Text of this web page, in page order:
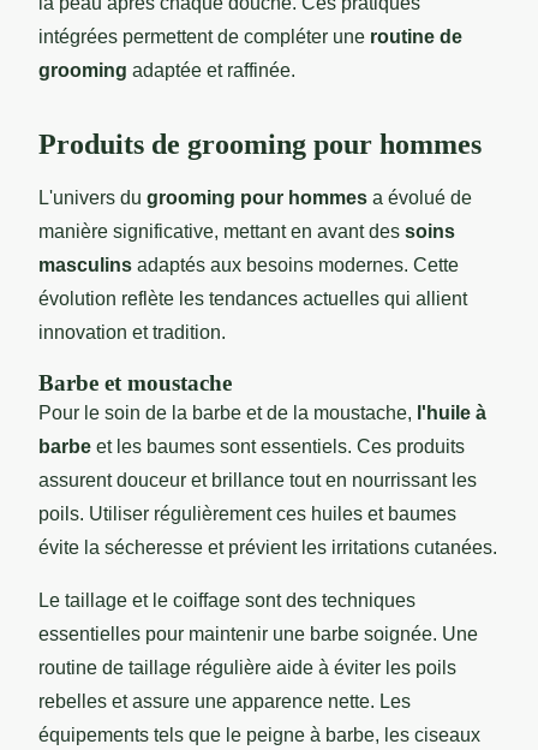
intégrées permettent de compléter une routine de
grooming adaptée et raffinée.
Produits de grooming pour hommes
L'univers du grooming pour hommes a évolué de
manière significative, mettant en avant des soins
masculins adaptés aux besoins modernes. Cette
évolution reflète les tendances actuelles qui allient
innovation et tradition.
Barbe et moustache
Pour le soin de la barbe et de la moustache, l'huile à
barbe et les baumes sont essentiels. Ces produits
assurent douceur et brillance tout en nourrissant les
poils. Utiliser régulièrement ces huiles et baumes
évite la sécheresse et prévient les irritations cutanées.
Le taillage et le coiffage sont des techniques
essentielles pour maintenir une barbe soignée. Une
routine de taillage régulière aide à éviter les poils
rebelles et assure une apparence nette. Les
équipements tels que le peigne à barbe, les ciseaux